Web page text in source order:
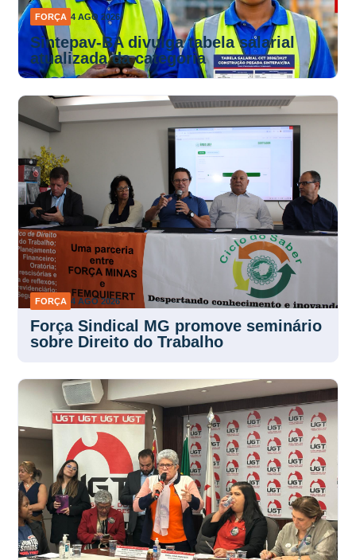
FORÇA 4 AGO 2026
Sintepav-BA divulga tabela salarial
atualizada da categoria
FORÇA 4 AGO 2026
Força Sindical MG promove seminário
sobre Direito do Trabalho